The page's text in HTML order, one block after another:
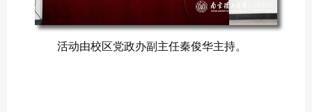
活动由校区党政办副主任秦俊华主持。